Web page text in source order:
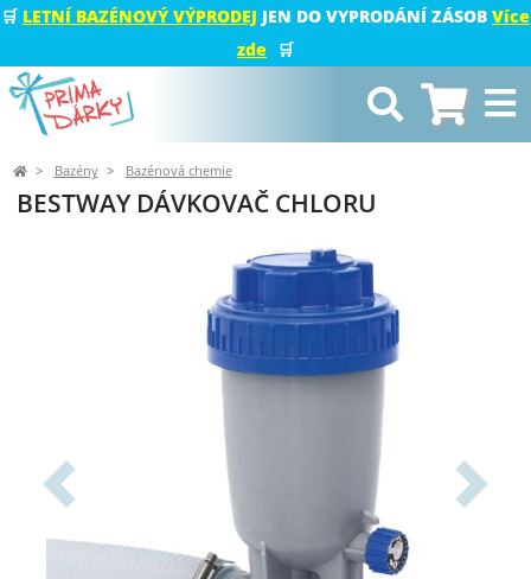
🛒 LETNÍ BAZÉNOVÝ VÝPRODEJ JEN DO VYPRODÁNÍ ZÁSOB Více
zde
🛒
Bazény Bazénová chemie
BESTWAY DÁVKOVAČ CHLORU
Předchozí Další